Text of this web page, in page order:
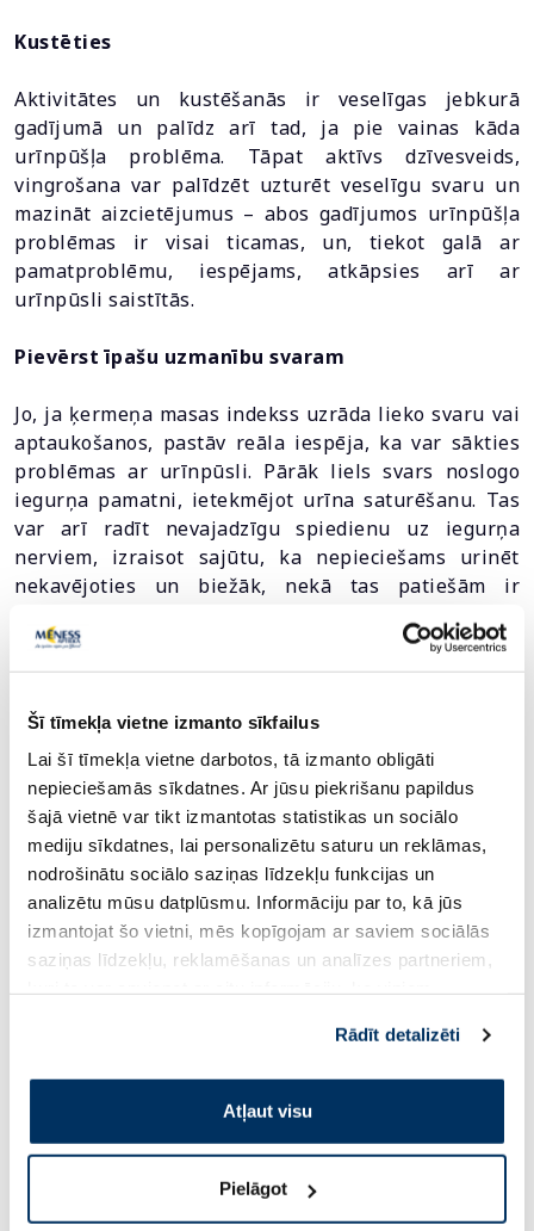
Šī tīmekļa vietne izmanto sīkfailus
Lai šī tīmekļa vietne darbotos, tā izmanto obligāti
nepieciešamās sīkdatnes. Ar jūsu piekrišanu papildus
šajā vietnē var tikt izmantotas statistikas un sociālo
mediju sīkdatnes, lai personalizētu saturu un reklāmas,
nodrošinātu sociālo saziņas līdzekļu funkcijas un
analizētu mūsu datplūsmu. Informāciju par to, kā jūs
izmantojat šo vietni, mēs kopīgojam ar saviem sociālās
saziņas līdzekļu, reklamēšanas un analīzes partneriem,
pakalpojumus. Ja piekrītat šo papildu sīkdatņu
izmantošanai, lūdzu, atzīmējiet savu izvēli:
Rādīt detalizēti
Atļaut visu
Pielāgot
Kustēties
Aktivitātes un kustēšanās ir veselīgas jebkurā
gadījumā un palīdz arī tad, ja pie vainas kāda
urīnpūšļa problēma. Tāpat aktīvs dzīvesveids,
vingrošana var palīdzēt uzturēt veselīgu svaru un
mazināt aizcietējumus – abos gadījumos urīnpūšļa
problēmas ir visai ticamas, un, tiekot galā ar
pamatproblēmu, iespējams, atkāpsies arī ar
urīnpūsli saistītās.
Pievērst īpašu uzmanību svaram
Jo, ja ķermeņa masas indekss uzrāda lieko svaru vai
aptaukošanos, pastāv reāla iespēja, ka var sākties
problēmas ar urīnpūsli. Pārāk liels svars noslogo
iegurņa pamatni, ietekmējot urīna saturēšanu. Tas
var arī radīt nevajadzīgu spiedienu uz iegurņa
nerviem, izraisot sajūtu, ka nepieciešams urinēt
nekavējoties un biežāk, nekā tas patiešām ir
sajūtu un uzlabot dzīves kvalitāti.
Ir vairāki ieteikumi, kas jāņem vērā, domājot par
higiēnu un urīnceļu veselību. Pēc urinēšanas
apslaukoties, tualetes papīrs jāvirza no priekšas uz
aizmuguri, lai baktērijas no tūpļa apvidus
nenonāktu urīnceļos un dzimumorgānos.
Mazgājoties jāatceras, ka šī zona prasa maigumu,
proti, nederēs asas, kodīgas ziepes – tās var traumēt
jutīgo ādu un radīt baktērijām labvēlīgu vidi. Tāpat
kairinātāji var iekļūt dziļāk urīnceļos.
Cigarešu dūmi ir vaininieki daudzu slimību
izraisīšanā, tie ir arī urīnpūšļa vēža riska faktors.
Puse no visiem cilvēkiem, kuri saslimst ar šo